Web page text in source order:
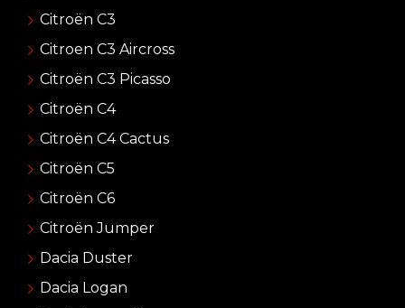
Citroën C3
Citroen C3 Aircross
Citroën C3 Picasso
Citroën C4
Citroën C4 Cactus
Citroën C5
Citroën C6
Citroën Jumper
Dacia Duster
Dacia Logan